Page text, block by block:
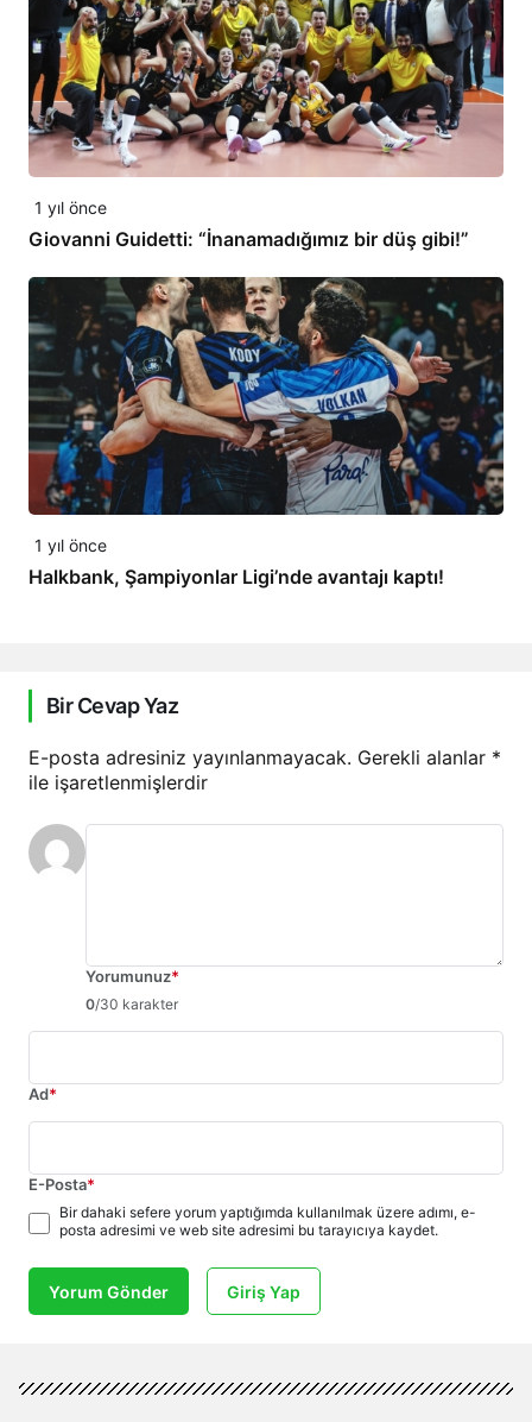
1 yıl önce
Giovanni Guidetti: “İnanamadığımız bir düş gibi!”
1 yıl önce
Halkbank, Şampiyonlar Ligi’nde avantajı kaptı!
Bir Cevap Yaz
E-posta adresiniz yayınlanmayacak. Gerekli alanlar *
ile işaretlenmişlerdir
Yorumunuz*
0/30 karakter
Ad*
E-Posta*
Bir dahaki sefere yorum yaptığımda kullanılmak üzere adımı, e-
posta adresimi ve web site adresimi bu tarayıcıya kaydet.
Yorum Gönder Giriş Yap